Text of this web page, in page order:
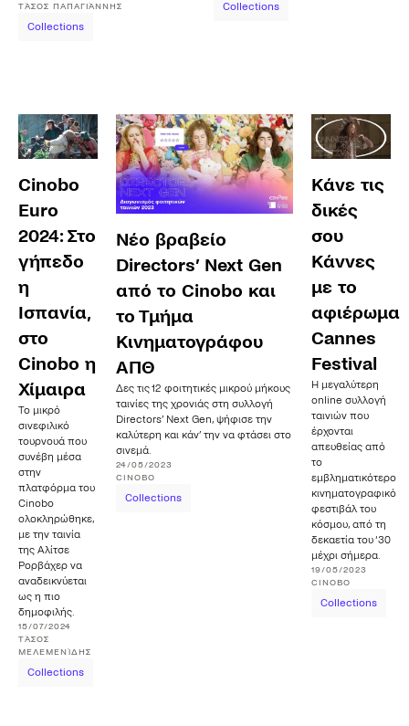
ΤΆΣΟΣ ΠΑΠΑΓΙΆΝΝΗΣ
Collections
Collections
Cinobo
Euro
2024: Στο
γήπεδο
η
Ισπανία,
στο
Cinobo η
Χίμαιρα
Το μικρό
σινεφιλικό
τουρνουά που
συνέβη μέσα
στην
πλατφόρμα του
Cinobo
ολοκληρώθηκε,
με την ταινία
της Αλίτσε
Ρορβάχερ να
αναδεικνύεται
ως η πιο
δημοφιλής.
15/07/2024
ΤΆΣΟΣ
ΜΕΛΕΜΕΝΊΔΗΣ
Collections
Νέο βραβείο
Directors’ Next Gen
από το Cinobo και
το Τμήμα
Κινηματογράφου
ΑΠΘ
Δες τις 12 φοιτητικές μικρού μήκους
ταινίες της χρονιάς στη συλλογή
Directors’ Next Gen, ψήφισε την
καλύτερη και κάν’ την να φτάσει στο
σινεμά.
24/05/2023
CINOBO
Collections
Κάνε τις
δικές
σου
Κάννες
με το
αφιέρωμα
Cannes
Festival
Η μεγαλύτερη
online συλλογή
ταινιών που
έρχονται
απευθείας από
το
εμβληματικότερο
κινηματογραφικό
φεστιβάλ του
κόσμου, από τη
δεκαετία του ‘30
μέχρι σήμερα.
19/05/2023
CINOBO
Collections